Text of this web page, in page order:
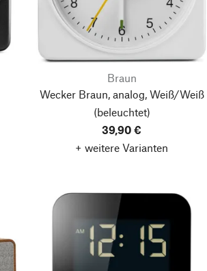
Braun
Wecker Braun, analog, Weiß/Weiß
(beleuchtet)
39,90 €
+ weitere Varianten